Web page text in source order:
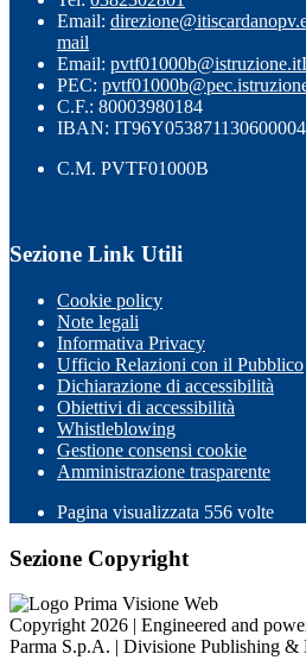
Email:
mail
Email: pvtf01000b@istruzione.it
PEC:
C.F.: 80003980184
IBAN:
C.M. PVTF01000B
Sezione Link Utili
Cookie policy
Note legali
Informativa Privacy
Ufficio Relazioni con il Pubblico
Dichiarazione di accessibilità
Obiettivi di accessibilità
Whistleblowing
Gestione consensi cookie
Amministrazione trasparente
Pagina visualizzata 556 volte
Sezione Copyright
Copyright 2026 | Engineered and
Parma S.p.A. | Divisione Publishing &